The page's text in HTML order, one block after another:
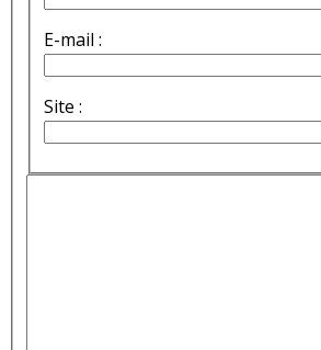
E-mail :
Site :